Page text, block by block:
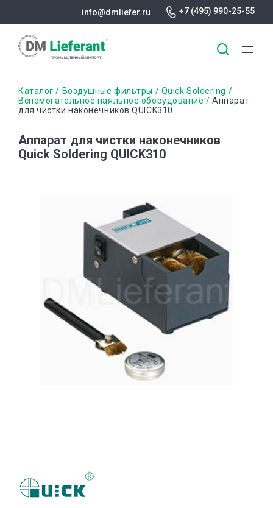
основному
info@dmliefer.ru +7 (495) 990-25-55
Строка
навигации
Каталог Воздушные фильтры
Quick Soldering
Вспомогательное паяльное оборудование
Аппарат
для чистки наконечников QUICK310
Аппарат для чистки наконечников
Quick Soldering QUICK310